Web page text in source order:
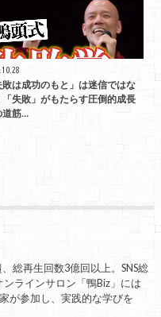
敗は成功のもと」は迷信ではな
「失敗」がもたらす圧倒的成長
道筋…
総再生回数3億回以上。SNS総
ラインサロン「鴨Biz」には
が参加し、実践的な学びを